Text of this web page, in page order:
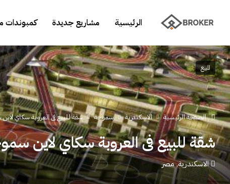
الرئيسية مشاريع جديدة كمبوندات
للبيع
الصفحة الرئيسية الاسكندرية سموحة شقة للبيع فى العروبة سكاي لاين
شقة للبيع فى العروبة سكاي لاين سموحة
الاسكندرية, مصر